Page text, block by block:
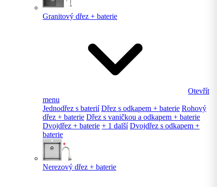
Granitový dřez + baterie
Otevřít
menu
Jednodřez s baterií Dřez s odkapem + baterie Rohový
dřez + baterie Dřez s vaničkou a odkapem + baterie
Dvojdřez + baterie + 1 další Dvojdřez s odkapem +
baterie
Nerezový dřez + baterie